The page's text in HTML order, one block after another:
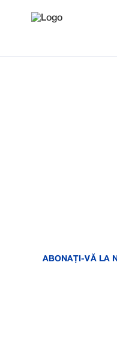
ABONAȚI-VĂ LA